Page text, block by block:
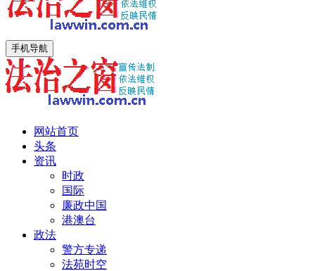
手机导航
网站首页
头条
资讯
时政
国际
廉政中国
港澳台
政法
警方专递
法苑时空